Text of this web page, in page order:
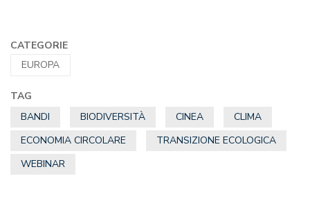
CATEGORIE
EUROPA
TAG
BANDI
BIODIVERSITÀ CINEA
CLIMA
ECONOMIA CIRCOLARE
TRANSIZIONE ECOLOGICA
WEBINAR